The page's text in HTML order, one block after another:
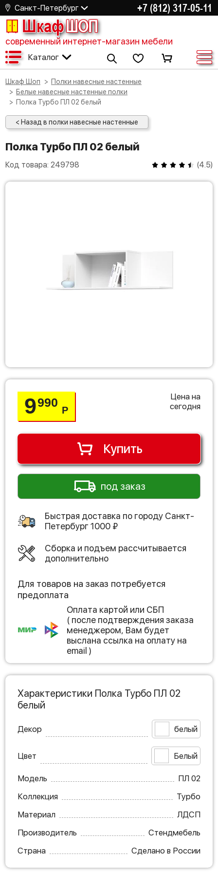
Санкт-Петербург +7 (812) 317-05-11
ШкафШОП
современный интернет-магазин мебели
Каталог
Шкаф Шоп
Полки навесные настенные
Белые навесные настенные полки
Полка Турбо ПЛ 02 белый
< Назад в полки навесные настенные
Полка Турбо ПЛ 02 белый
Код товара: 249798 (4.5)
9990
Р
Цена на
сегодня
Купить
под заказ
Быстрая доставка по городу Санкт-
Петербург1000 ₽
Сборка и подъем рассчитывается
дополнительно
Для товаров на заказ потребуется
предоплата
Оплата картой или СБП
( после подтверждения заказа
менеджером, Вам будет
выслана ссылка на оплату на
email )
Характеристики Полка Турбо ПЛ 02
белый
Декор белый
Цвет Белый
Модель
ПЛ 02
Коллекция
Турбо
Материал
ЛДСП
Производитель
Стендмебель
Страна
Сделано в России